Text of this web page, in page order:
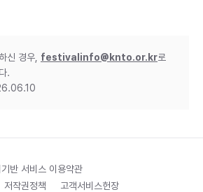
신 경우, festivalinfo@knto.or.kr로
.
반 서비스 이용약관
저작권정책 고객서비스헌장